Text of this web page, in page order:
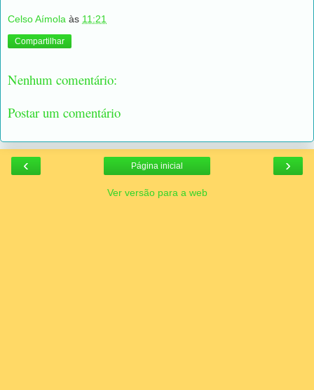
Celso Aímola às 11:21
Compartilhar
Nenhum comentário:
Postar um comentário
‹ ›
Página inicial
Ver versão para a web